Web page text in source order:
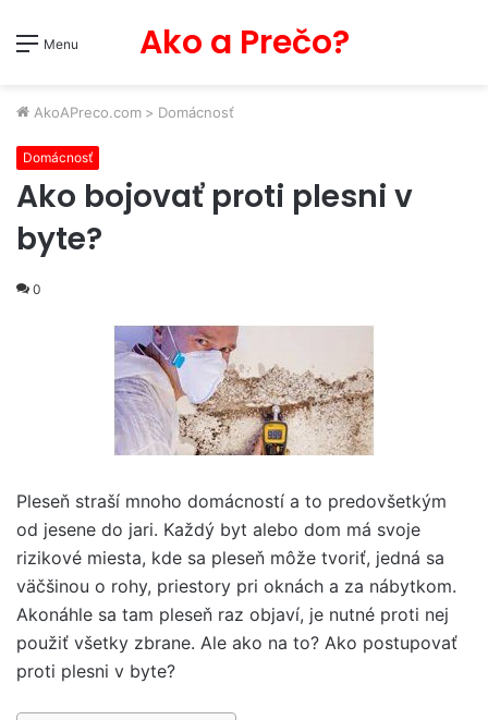
Menu Ako a Prečo?
AkoAPreco.com > Domácnosť
Domácnosť
Ako bojovať proti plesni v
byte?
0
Pleseň straší mnoho domácností a to predovšetkým
od jesene do jari. Každý byt alebo dom má svoje
rizikové miesta, kde sa pleseň môže tvoriť, jedná sa
väčšinou o rohy, priestory pri oknách a za nábytkom.
Akonáhle sa tam pleseň raz objaví, je nutné proti nej
použiť všetky zbrane. Ale ako na to? Ako postupovať
proti plesni v byte?